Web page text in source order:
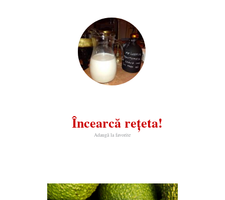
Încearcă rețeta!
Adaugă la favorite